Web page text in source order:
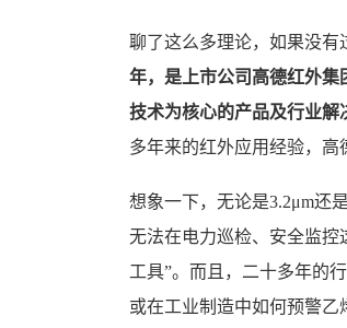
聊了这么多理论，如果没有
年，是上市公司高德红外集
技术为核心的产品及行业解
多年来的红外应用经验，高
想象一下，无论是3.2μm还
无法在电力巡检、安全监控
工具”。而且，二十多年的
或在工业制造中如何预警乙